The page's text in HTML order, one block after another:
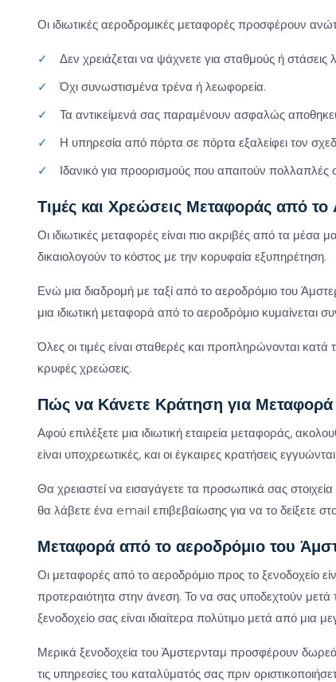
Οι ιδιωτικές αεροδρομικές μεταφορές προσφέρουν
✓
Δεν χρειάζεται να ψάχνετε για σταθμούς ή
✓
Όχι συνωστισμένα τρένα ή λεωφορεία.
✓
Τα αντικείμενά σας παραμένουν ασφαλώς
✓
Η υπηρεσία από πόρτα σε πόρτα εξαλείφει τον
✓
Ιδανικό για προορισμούς που απαιτούν
Τιμές και Χρεώσεις Μεταφοράς από
Οι ιδιωτικές μεταφορές είναι πιο ακριβές από τα μέσα
δικαιολογούν το κόστος με την κορυφαία εξυπηρέτηση.
Ενώ μια διαδρομή με ταξί από το αεροδρόμιο του
μια ιδιωτική μεταφορά από το αεροδρόμιο
Όλες οι τιμές είναι σταθερές και προπληρώνονται
κρυφές χρεώσεις.
Πώς να Κάνετε Κράτηση για
Αφού επιλέξετε μια ιδιωτική εταιρεία μεταφοράς,
είναι υποχρεωτικές, και οι έγκαιρες κρατήσεις
Θα χρειαστεί να εισαγάγετε τα προσωπικά σας
θα λάβετε ένα email επιβεβαίωσης για να το δείξετε
Μεταφορά από το αεροδρόμιο του
Οι μεταφορές από το αεροδρόμιο προς το ξενοδοχείο
προτεραιότητα στην άνεση. Το να σας υποδεχτούν
ξενοδοχείο σας είναι ιδιαίτερα πολύτιμο μετά από μια
Μερικά ξενοδοχεία του Άμστερνταμ προσφέρουν
τις υπηρεσίες του καταλύματός σας πριν